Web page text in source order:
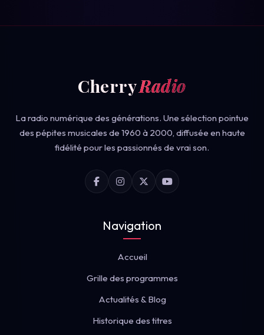
CherryRadio
La radio numérique des générations. Une sélection pointue
des pépites musicales de 1960 à 2000, diffusée en haute
fidélité pour les passionnés de vrai son.
Navigation
Accueil
Grille des programmes
Actualités & Blog
Historique des titres